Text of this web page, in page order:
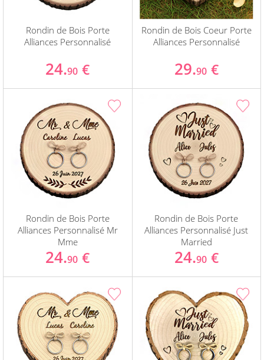
Rondin de Bois Porte
Alliances Personnalisé
24.90 €
Rondin de Bois Coeur Porte
Alliances Personnalisé
29.90 €
Rondin de Bois Porte
Alliances Personnalisé Mr
Mme
24.90 €
Rondin de Bois Porte
Alliances Personnalisé Just
Married
24.90 €